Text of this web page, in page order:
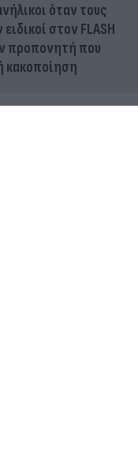
όταν τους
στον FLASH
προπονητή που
κακοποίηση